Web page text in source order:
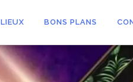
LIEUX BONS PLANS